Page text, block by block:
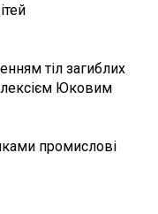
тіл загиблих
Юковим
промислові